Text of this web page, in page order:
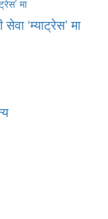
‘म्याट्रेस’ मा